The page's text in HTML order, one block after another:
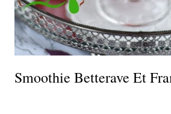
Smoothie Betterave Et